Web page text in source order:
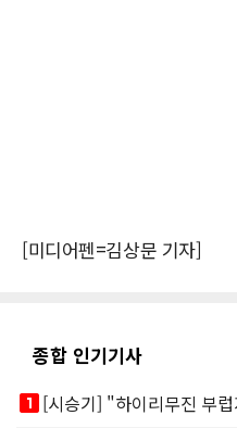
[미디어펜=김상문 기자]
종합 인기기사
looks_one